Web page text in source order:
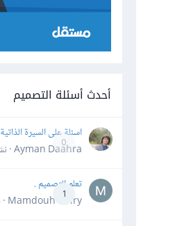
أحدث أسئلة التصميم
0
اسئلة على السيرة الذاتية
Ayman Daahra · نشر
1
تعلم التصميم .
Mamdouh Khiry · نشر